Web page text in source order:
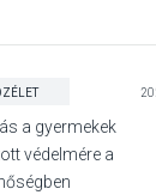
a gyermekek
védelmére a